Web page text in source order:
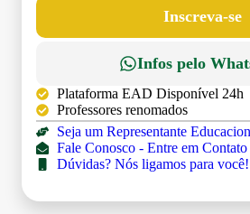
Inscreva-se
Infos pelo
Plataforma EAD Disponível 24h
Professores renomados
Seja um Representante
Fale Conosco - Entre em Contato
Dúvidas? Nós ligamos para você!